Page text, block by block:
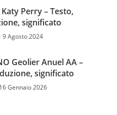
Perry – Testo,
significato
9 Agosto 2024
Geolier Anuel AA –
significato
16 Gennaio 2026